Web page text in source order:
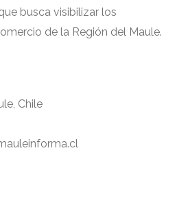
busca visibilizar los
de la Región del Maule.
Chile